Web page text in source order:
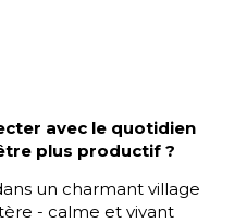
avec le quotidien
plus productif ?
un charmant village
- calme et vivant